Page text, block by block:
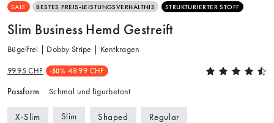
SALE BESTES PREIS-LEISTUNGSVERHÄLTNIS STRUKTURIERTER STOFF
Slim Business Hemd Gestreift
Bügelfrei | Dobby Stripe | Kentkragen
99.95 CHF -50% 48.99 CHF
Passform Schmal und figurbetont
X-Slim Slim Shaped Regular